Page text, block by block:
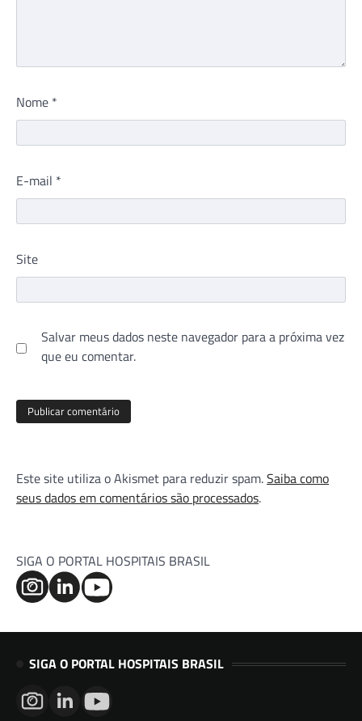
Nome *
E-mail *
Site
Salvar meus dados neste navegador para a próxima vez
que eu comentar.
Este site utiliza o Akismet para reduzir spam.Saiba como
seus dados em comentários são processados.
SIGA O PORTAL HOSPITAIS BRASIL
SIGA O PORTAL HOSPITAIS BRASIL